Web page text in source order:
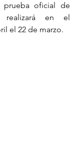
oficial de
realizará en el
el 22 de marzo.